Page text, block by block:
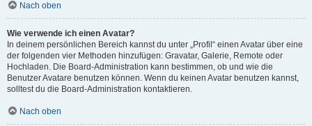
Nach oben
Wie verwende ich einen Avatar?
In deinem persönlichen Bereich kannst du unter „Profil“ einen Avatar über eine
der folgenden vier Methoden hinzufügen: Gravatar, Galerie, Remote oder
Hochladen. Die Board-Administration kann bestimmen, ob und wie die
Benutzer Avatare benutzen können. Wenn du keinen Avatar benutzen kannst,
solltest du die Board-Administration kontaktieren.
Nach oben